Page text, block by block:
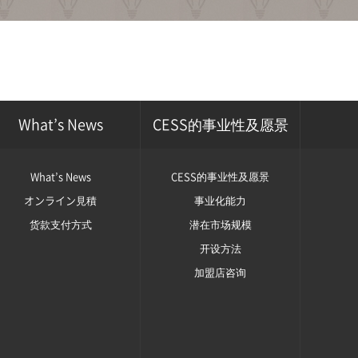
What’s News CESS的事业性及愿景
What’s News
オンライン見積
货款支付方式
CESS的事业性及愿景
事业化能力
潜在市场规模
开设方法
加盟店咨询